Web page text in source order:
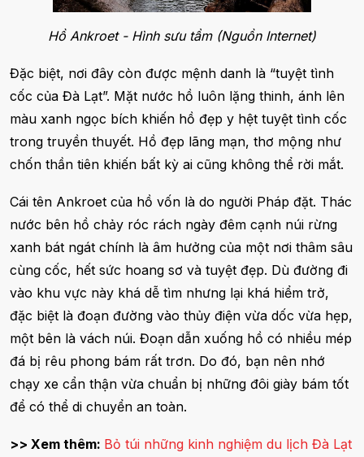
Hồ Ankroet - Hình sưu tầm (Nguồn Internet)
Đặc biệt, nơi đây còn được mệnh danh là “tuyệt tình
cốc của Đà Lạt”. Mặt nước hồ luôn lặng thinh, ánh lên
màu xanh ngọc bích khiến hồ đẹp y hệt tuyệt tình cốc
trong truyền thuyết. Hồ đẹp lãng mạn, thơ mộng như
chốn thần tiên khiến bất kỳ ai cũng không thể rời mắt.
Cái tên Ankroet của hồ vốn là do người Pháp đặt. Thác
nước bên hồ chảy róc rách ngày đêm cạnh núi rừng
xanh bát ngát chính là âm hưởng của một nơi thâm sâu
cùng cốc, hết sức hoang sơ và tuyệt đẹp. Dù đường đi
vào khu vực này khá dễ tìm nhưng lại khá hiểm trở,
đặc biệt là đoạn đường vào thủy điện vừa dốc vừa hẹp,
một bên là vách núi. Đoạn dẫn xuống hồ có nhiều mép
đá bị rêu phong bám rất trơn. Do đó, bạn nên nhớ
chạy xe cẩn thận vừa chuẩn bị những đôi giày bám tốt
để có thể di chuyển an toàn.
>> Xem thêm: Bỏ túi những kinh nghiệm du lịch Đà Lạt